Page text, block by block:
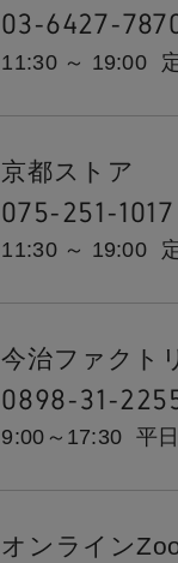
03-6427-
11:30 ～ 19:00
京都ストア
075-251-1017
11:30 ～ 19:00
今治ファクト
0898-31-
9:00～17:30 平
オンライン